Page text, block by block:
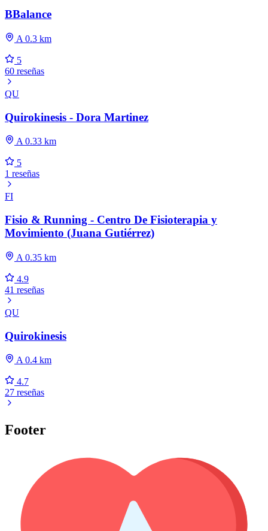
BBalance
A 0.3 km
5
60 reseñas
QU
Quirokinesis - Dora Martinez
A 0.33 km
5
1 reseñas
FI
Fisio & Running - Centro De Fisioterapia y
Movimiento (Juana Gutiérrez)
A 0.35 km
4.9
41 reseñas
QU
Quirokinesis
A 0.4 km
4.7
27 reseñas
Footer